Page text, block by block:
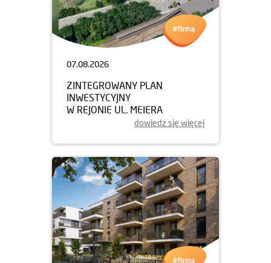
07.08.2026
ZINTEGROWANY PLAN
INWESTYCYJNY
W REJONIE UL. MEIERA
dowiedz się więcej